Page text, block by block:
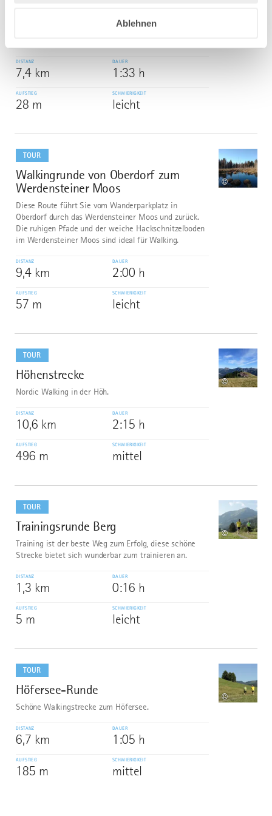
Ablehnen
herrlichen Ausblicken auf Seen und Berge - typisch
Allgäu. Ideal für Spaziergänge, Nordic Walking oder
DISTANZ
7,4 km
DAUER
1:33 h
AUFSTIEG
28 m
SCHWIERIGKEIT
leicht
TOUR
7
Walkingrunde von Oberdorf zum
Werdensteiner Moos
©
Diese Route führt Sie vom Wanderparkplatz in
Oberdorf durch das Werdensteiner Moos und zurück.
Die ruhigen Pfade und der weiche Hackschnitzelboden
im Werdensteiner Moos sind ideal für Walking.
DISTANZ
9,4 km
DAUER
2:00 h
AUFSTIEG
57 m
SCHWIERIGKEIT
leicht
dazu
TOUR
8
Höhenstrecke
©
Nordic Walking in der Höh.
DISTANZ
10,6 km
DAUER
2:15 h
AUFSTIEG
496 m
SCHWIERIGKEIT
mittel
dazu
TOUR
9
Trainingsrunde Berg
©
Training ist der beste Weg zum Erfolg, diese schöne
Strecke bietet sich wunderbar zum trainieren an.
DISTANZ
1,3 km
DAUER
0:16 h
AUFSTIEG
5 m
SCHWIERIGKEIT
leicht
dazu
TOUR
10
Höfersee-Runde
©
Schöne Walkingstrecke zum Höfersee.
DISTANZ
6,7 km
DAUER
1:05 h
AUFSTIEG
185 m
SCHWIERIGKEIT
mittel
dazu